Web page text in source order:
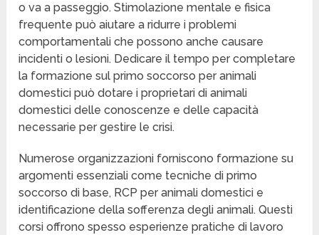
o va a passeggio. Stimolazione mentale e fisica
frequente può aiutare a ridurre i problemi
comportamentali che possono anche causare
incidenti o lesioni. Dedicare il tempo per completare
la formazione sul primo soccorso per animali
domestici può dotare i proprietari di animali
domestici delle conoscenze e delle capacità
necessarie per gestire le crisi.
Numerose organizzazioni forniscono formazione su
argomenti essenziali come tecniche di primo
soccorso di base, RCP per animali domestici e
identificazione della sofferenza degli animali. Questi
corsi offrono spesso esperienze pratiche di lavoro